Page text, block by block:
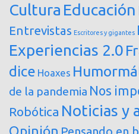
Cultura Educación
Entrevistas Escritores y gigantes
Experiencias 2.0
dice Hoaxes
de la pandemia Nos
Robótica Noticias y
Opinión